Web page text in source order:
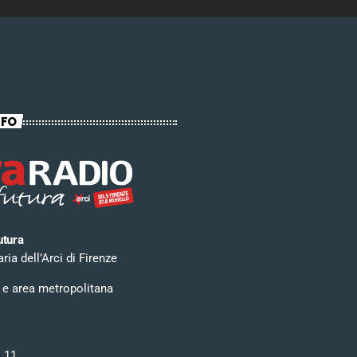
dell’Arci di Firenze
e area metropolitana